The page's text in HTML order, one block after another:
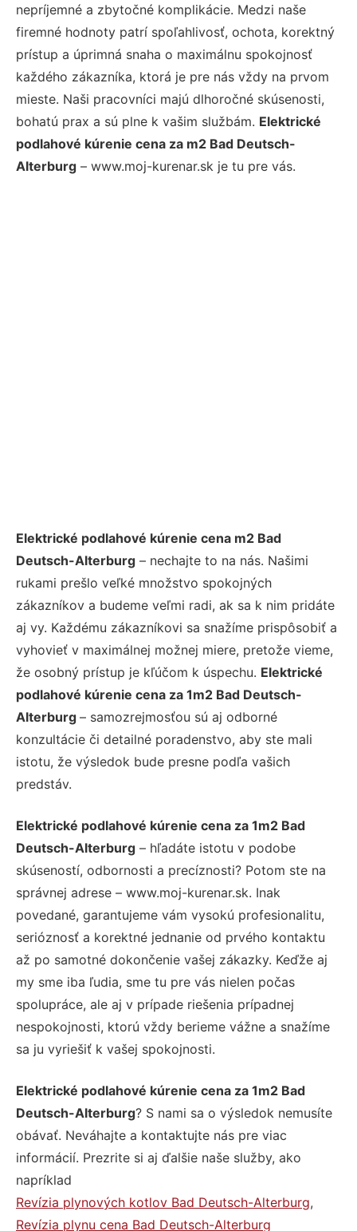
nepríjemné a zbytočné komplikácie. Medzi naše
firemné hodnoty patrí spoľahlivosť, ochota, korektný
prístup a úprimná snaha o maximálnu spokojnosť
každého zákazníka, ktorá je pre nás vždy na prvom
mieste. Naši pracovníci majú dlhoročné skúsenosti,
bohatú prax a sú plne k vašim službám. Elektrické
podlahové kúrenie cena za m2 Bad Deutsch-
Alterburg – www.moj-kurenar.sk je tu pre vás.
Elektrické podlahové kúrenie cena m2 Bad
Deutsch-Alterburg – nechajte to na nás. Našimi
rukami prešlo veľké množstvo spokojných
zákazníkov a budeme veľmi radi, ak sa k nim pridáte
aj vy. Každému zákazníkovi sa snažíme prispôsobiť a
vyhovieť v maximálnej možnej miere, pretože vieme,
že osobný prístup je kľúčom k úspechu. Elektrické
podlahové kúrenie cena za 1m2 Bad Deutsch-
Alterburg – samozrejmosťou sú aj odborné
konzultácie či detailné poradenstvo, aby ste mali
istotu, že výsledok bude presne podľa vašich
predstáv.
Elektrické podlahové kúrenie cena za 1m2 Bad
Deutsch-Alterburg – hľadáte istotu v podobe
skúseností, odbornosti a precíznosti? Potom ste na
správnej adrese – www.moj-kurenar.sk. Inak
povedané, garantujeme vám vysokú profesionalitu,
serióznosť a korektné jednanie od prvého kontaktu
až po samotné dokončenie vašej zákazky. Keďže aj
my sme iba ľudia, sme tu pre vás nielen počas
spolupráce, ale aj v prípade riešenia prípadnej
nespokojnosti, ktorú vždy berieme vážne a snažíme
sa ju vyriešiť k vašej spokojnosti.
Elektrické podlahové kúrenie cena za 1m2 Bad
Deutsch-Alterburg? S nami sa o výsledok nemusíte
obávať. Neváhajte a kontaktujte nás pre viac
informácií. Prezrite si aj ďalšie naše služby, ako
napríklad
Revízia plynových kotlov Bad Deutsch-Alterburg,
Revízia plynu cena Bad Deutsch-Alterburg